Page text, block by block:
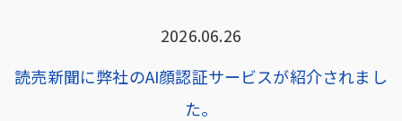
2026.06.26
読売新聞に弊社のAI顔認証サービスが紹介されまし
た。